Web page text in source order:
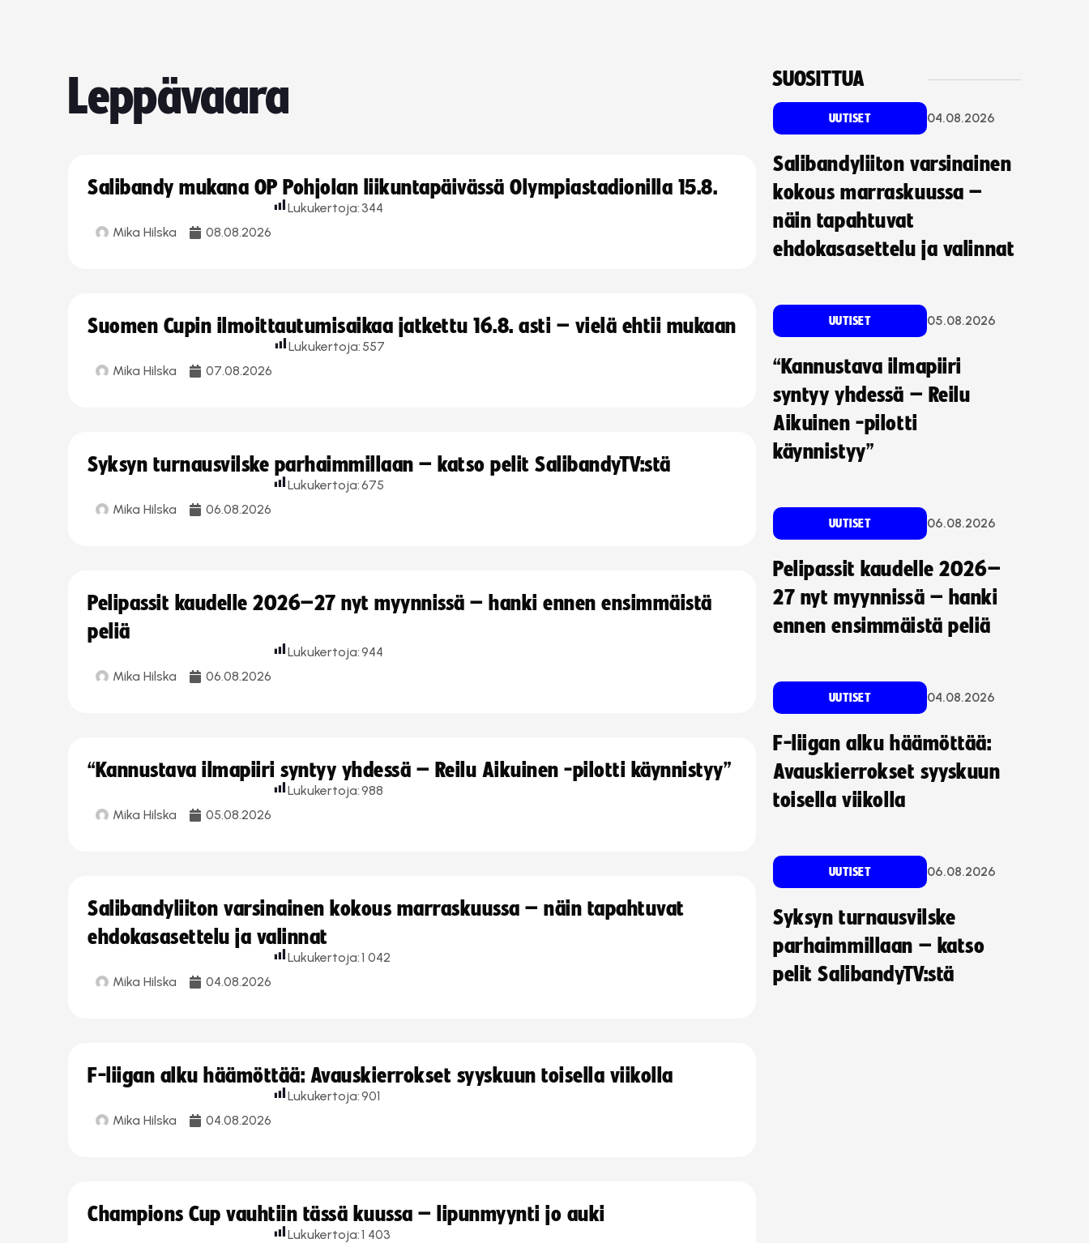
Leppävaara
Salibandy mukana OP Pohjolan liikuntapäivässä Olympiastadionilla 15.8.
Mika Hilska 08.08.2026
Lukukertoja: 344
Suomen Cupin ilmoittautumisaikaa jatkettu 16.8. asti – vielä ehtii mukaan
Mika Hilska 07.08.2026
Lukukertoja: 557
Syksyn turnausvilske parhaimmillaan – katso pelit SalibandyTV:stä
Mika Hilska 06.08.2026
Lukukertoja:675
Pelipassit kaudelle 2026–27 nyt myynnissä – hanki ennen ensimmäistä
peliä
Mika Hilska 06.08.2026
Lukukertoja:944
“Kannustava ilmapiiri syntyy yhdessä – Reilu Aikuinen -pilotti käynnistyy”
Mika Hilska 05.08.2026
Lukukertoja:988
Salibandyliiton varsinainen kokous marraskuussa – näin tapahtuvat
ehdokasasettelu ja valinnat
Mika Hilska 04.08.2026
Lukukertoja:1 042
F-liigan alku häämöttää: Avauskierrokset syyskuun toisella viikolla
Mika Hilska 04.08.2026
Lukukertoja:901
Champions Cup vauhtiin tässä kuussa – lipunmyynti jo auki
Lukukertoja:1 403
SUOSITTUA
UUTISET 04.08.2026
Salibandyliiton varsinainen
kokous marraskuussa –
näin tapahtuvat
ehdokasasettelu ja valinnat
UUTISET 05.08.2026
“Kannustava ilmapiiri
syntyy yhdessä – Reilu
Aikuinen -pilotti
käynnistyy”
UUTISET 06.08.2026
Pelipassit kaudelle 2026–
27 nyt myynnissä – hanki
ennen ensimmäistä peliä
UUTISET 04.08.2026
F-liigan alku häämöttää:
Avauskierrokset syyskuun
toisella viikolla
UUTISET 06.08.2026
Syksyn turnausvilske
parhaimmillaan – katso
pelit SalibandyTV:stä